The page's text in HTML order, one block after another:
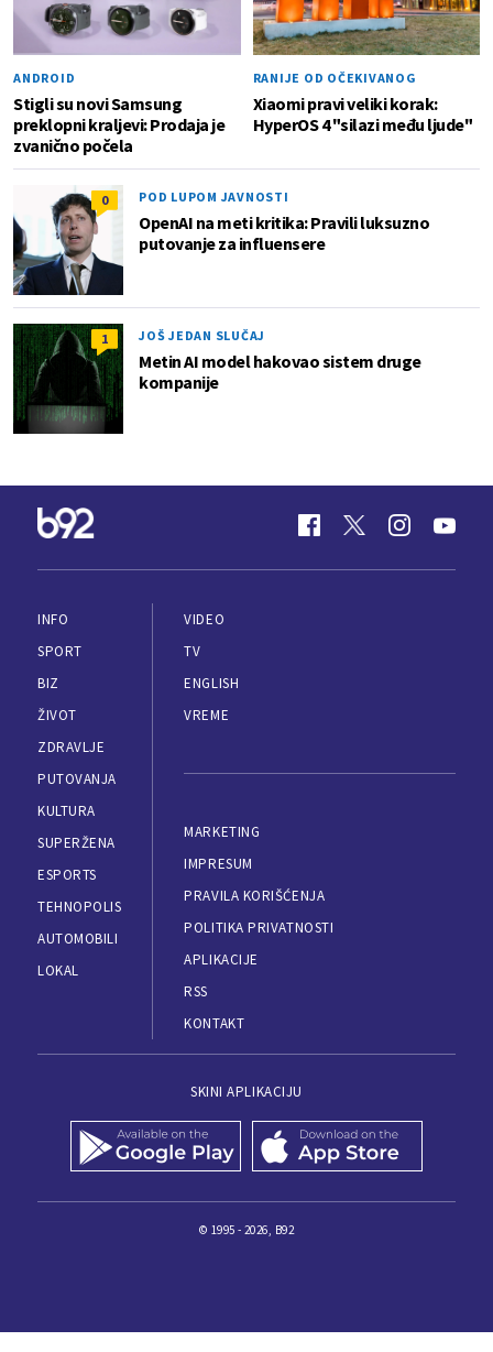
ANDROID
Stigli su novi Samsung
preklopni kraljevi: Prodaja je
zvanično počela
RANIJE OD OČEKIVANOG
Xiaomi pravi veliki korak:
HyperOS 4 "silazi među ljude"
0 POD LUPOM JAVNOSTI
OpenAI na meti kritika: Pravili luksuzno
putovanje za influensere
1 JOŠ JEDAN SLUČAJ
Metin AI model hakovao sistem druge
kompanije
INFO
SPORT
BIZ
ŽIVOT
ZDRAVLJE
PUTOVANJA
KULTURA
SUPERŽENA
ESPORTS
TEHNOPOLIS
AUTOMOBILI
LOKAL
VIDEO
TV
ENGLISH
VREME
MARKETING
IMPRESUM
PRAVILA KORIŠĆENJA
POLITIKA PRIVATNOSTI
APLIKACIJE
RSS
KONTAKT
SKINI APLIKACIJU
© 1995 - 2026, B92